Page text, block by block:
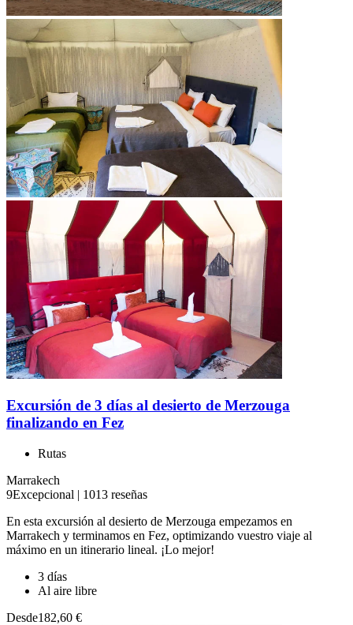
Excursión de 3 días al desierto de Merzouga
finalizando en Fez
Rutas
Marrakech
9Excepcional | 1013 reseñas
En esta excursión al desierto de Merzouga empezamos en
Marrakech y terminamos en Fez, optimizando vuestro viaje al
máximo en un itinerario lineal. ¡Lo mejor!
3 días
Al aire libre
Desde182,60 €